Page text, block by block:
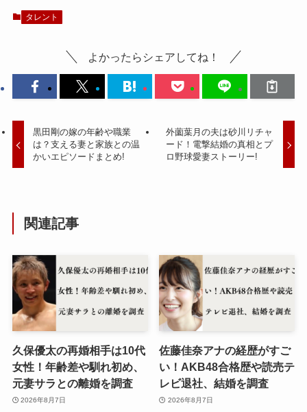
タレント
よかったらシェアしてね！
黒田剛の嫁の年齢や職業
は？支える妻と家族との温
かいエピソードまとめ!
外薗葉月の夫は砂川リチャ
ード！電撃結婚の真相とプ
ロ野球愛妻ストーリー!
関連記事
久保優太の再婚相手は10代
女性！年齢差や馴れ初め、
元妻サラとの離婚を調査
2026年8月7日
佐藤佳奈アナの経歴がすご
い！AKB48合格歴や読売テ
レビ退社、結婚を調査
2026年8月7日